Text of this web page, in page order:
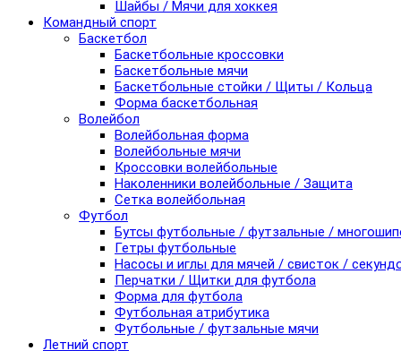
Шайбы / Мячи для хоккея
Командный спорт
Баскетбол
Баскетбольные кроссовки
Баскетбольные мячи
Баскетбольные стойки / Щиты / Кольца
Форма баскетбольная
Волейбол
Волейбольная форма
Волейбольные мячи
Кроссовки волейбольные
Наколенники волейбольные / Защита
Сетка волейбольная
Футбол
Бутсы футбольные / футзальные /
Гетры футбольные
Насосы и иглы для мячей / свисток /
Перчатки / Щитки для футбола
Форма для футбола
Футбольная атрибутика
Футбольные / футзальные мячи
Летний спорт